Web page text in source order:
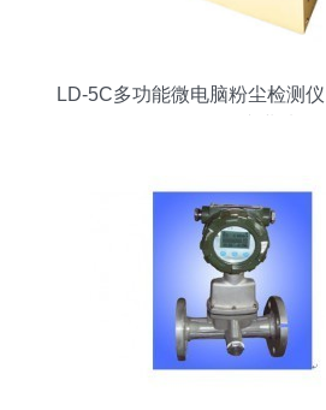
LD-5C多功能微电脑粉尘检测